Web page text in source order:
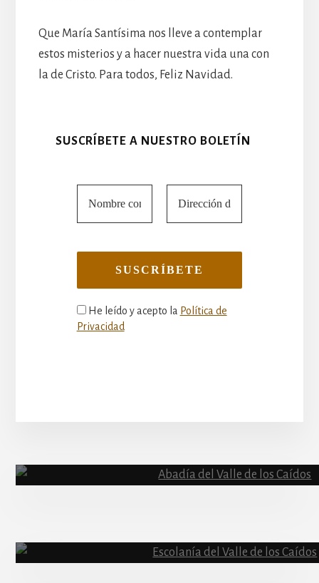
Que María Santísima nos lleve a contemplar
estos misterios y a hacer nuestra vida una con
la de Cristo. Para todos, Feliz Navidad.
SUSCRÍBETE A NUESTRO BOLETÍN
He leído y acepto la Política de
Privacidad
Content